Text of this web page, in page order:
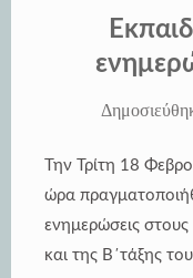
Την Τρίτη 18
ώρα
ενημερώσεις στους
και της Β΄τάξης